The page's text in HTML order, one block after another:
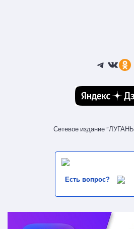
Сетевое издание
Есть вопрос?